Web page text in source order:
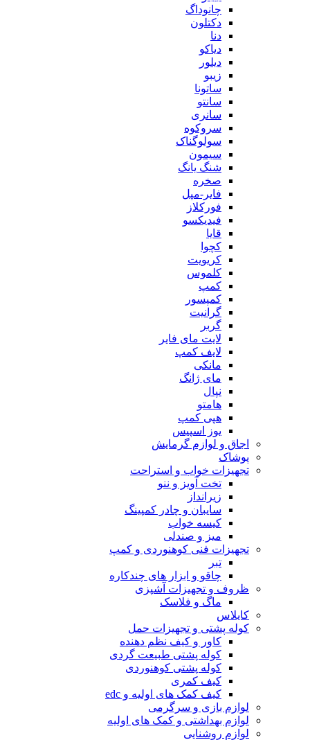
چانوداگ
دکتلون
دنا
دیاکو
دیلور
زیبو
ساتونا
سانتو
سانری
سروکوه
سولوگناک
سیمون
شنگ یانگ
صخره
فایر-مپل
فورکلاز
فیدیکسو
قایا
کچوا
کریویت
کلموس
کمپ
کمپسور
گرانیت
گربر
لایت مای فایر
لایف کمپ
مانکی
مای ژانگ
نپال
هامتو
هپی کمپ
یوز اسپیس
اجاق و لوازم گرمایش
پوشاک
تجهیزات خواب و استراحت
تخت آویز و ننو
زیرانداز
سایبان و چادر کمپینگ
کیسه خواب
میز و صندلی
تجهیزات فنی کوهنوردی و کمپ
تبر
چاقو و ابزار های چندکاره
ظروف و تجهیزات آشپزی
ماگ و فلاسک
کایلاس
کوله پشتی و تجهیزات حمل
کاور و کیف نظم دهنده
کوله پشتی طبیعت گردی
کوله پشتی کوهنوردی
کیف کمری
کیف کمک های اولیه و edc
لوازم بازی و سرگرمی
لوازم بهداشتی و کمک های اولیه
لوازم روشنایی